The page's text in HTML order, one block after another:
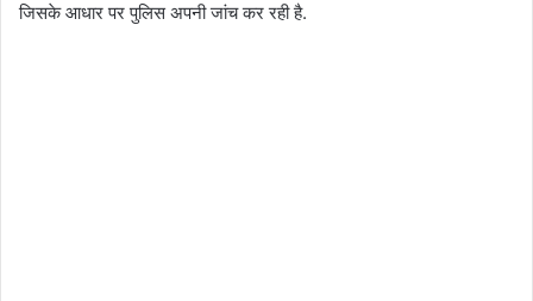
जिसके आधार पर पुलिस अपनी जांच कर रही है.